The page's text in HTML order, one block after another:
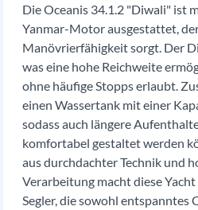
Die Oceanis 34.1.2 "Diwali" ist
Yanmar-Motor ausgestattet,
Manövrierfähigkeit sorgt. Der
was eine hohe Reichweite
ohne häufige Stopps erlaubt.
einen Wassertank mit einer
sodass auch längere
komfortabel gestaltet werden
aus durchdachter Technik und
Verarbeitung macht diese
Segler, die sowohl entspanntes